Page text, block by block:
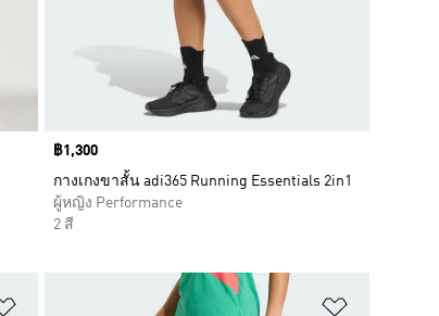
Price
฿1,300
กางเกงขาสั้น adi365 Running Essentials 2in1
ผู้หญิง Performance
2 สี
เพิ่มไปยังรายการสินค้าโปรด